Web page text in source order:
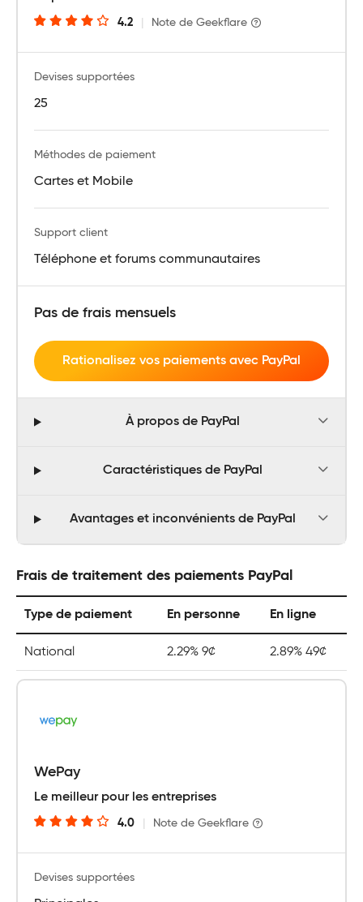
4.2 Note de Geekflare
Devises supportées
25
Méthodes de paiement
Cartes et Mobile
Support client
Téléphone et forums communautaires
Pas de frais mensuels
Rationalisez vos paiements avec PayPal
À propos de PayPal
Caractéristiques de PayPal
Avantages et inconvénients de PayPal
Frais de traitement des paiements PayPal
Type de paiement En personne En ligne
National 2.29% 9¢ 2.89% 49¢
WePay
Le meilleur pour les entreprises
4.0 Note de Geekflare
Devises supportées